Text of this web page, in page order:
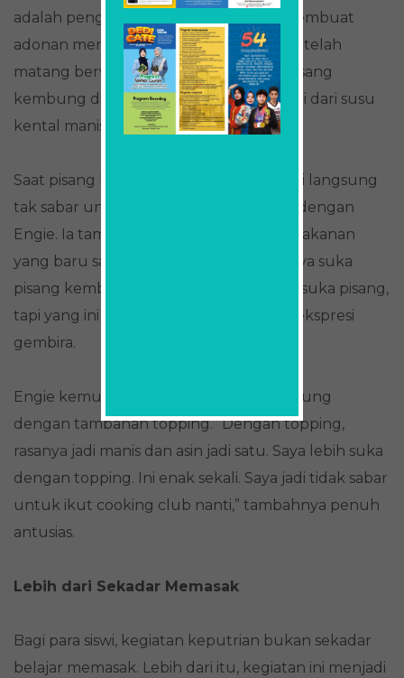
adalah penggunaan ragi instan yang membuat
adonan mengembang saat digoreng. Setelah
matang berwarna cokelat keemasan, pisang
kembung diberi berbagai topping, mulai dari susu
kental manis hingga keju.
Saat pisang kembung matang, para siswi langsung
tak sabar untuk mencicipi. Begitu pula dengan
Engie. Ia tampak penasaran mencoba makanan
yang baru saja ia bantu buat. “Emm… saya suka
pisang kembung ini. Awalnya saya tidak suka pisang,
tapi yang ini berbeda,” ujarnya dengan ekspresi
gembira.
Engie kemudian mencoba pisang kembung
dengan tambahan topping. “Dengan topping,
rasanya jadi manis dan asin jadi satu. Saya lebih suka
dengan topping. Ini enak sekali. Saya jadi tidak sabar
untuk ikut cooking club nanti,” tambahnya penuh
antusias.
Lebih dari Sekadar Memasak
Bagi para siswi, kegiatan keputrian bukan sekadar
belajar memasak. Lebih dari itu, kegiatan ini menjadi